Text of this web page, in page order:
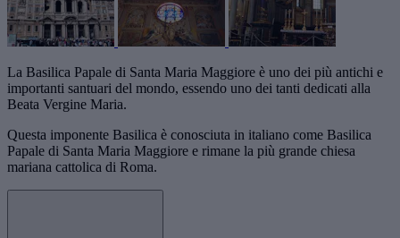
La Basilica Papale di Santa Maria Maggiore è uno dei più antichi e
importanti santuari del mondo, essendo uno dei tanti dedicati alla
Beata Vergine Maria.
Questa imponente Basilica è conosciuta in italiano come Basilica
Papale di Santa Maria Maggiore e rimane la più grande chiesa
mariana cattolica di Roma.